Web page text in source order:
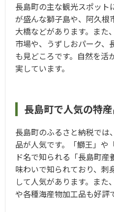
長島町の主な観光スポッ
が盛んな獅子島や、阿久根
大橋などがあります。また
市場や、うずしおパーク、
も見どころです。自然を活
実しています。
長島町で人気の特
長島町のふるさと納税では
品が人気です。「鰤王」や
ド名で知られる「長島町
味わいで知られており、刺
して人気があります。ま
や各種海産物加工品も好評